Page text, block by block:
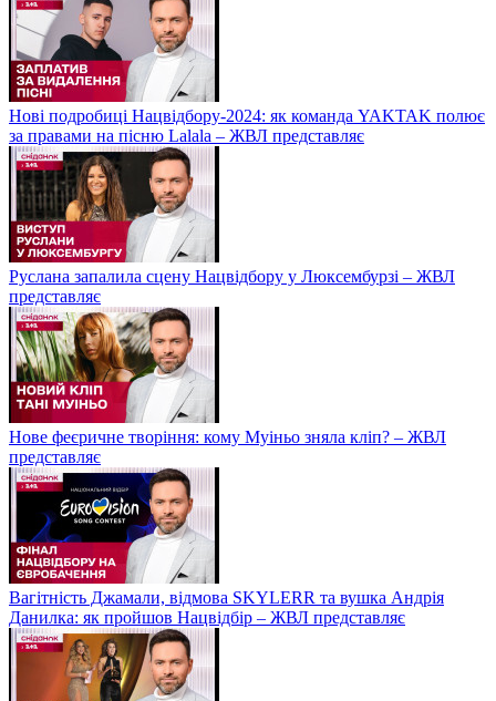
Нові подробиці Нацвідбору-2024: як команда YAKTAK полює
за правами на пісню Lalala – ЖВЛ представляє
Руслана запалила сцену Нацвідбору у Люксембурзі – ЖВЛ
представляє
Нове феєричне творіння: кому Муіньо зняла кліп? – ЖВЛ
представляє
Вагітність Джамали, відмова SKYLERR та вушка Андрія
Данилка: як пройшов Нацвідбір – ЖВЛ представляє